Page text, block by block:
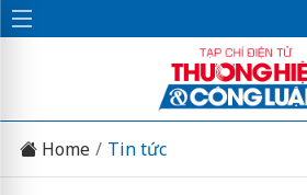
Home Tin tức